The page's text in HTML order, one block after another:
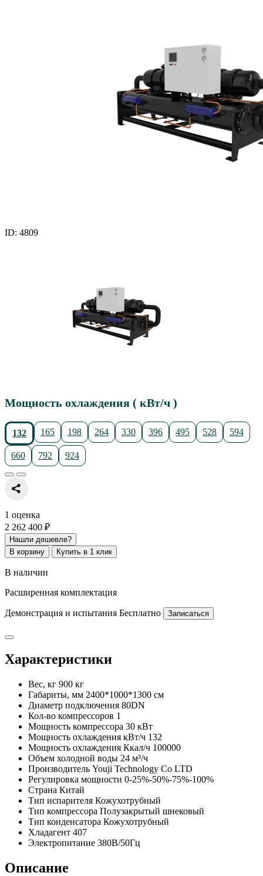
ID: 4809
Мощность охлаждения ( кВт/ч )
132 165 198 264 330 396 495 528 594
660 792 924
1 оценка
2 262 400 ₽
Нашли дешевле?
В корзину
Купить в 1 клик
В наличии
Расширенная комплектация
Демонстрация и испытания Бесплатно Записаться
Характеристики
Вес, кг 900 кг
Габариты, мм 2400*1000*1300 см
Диаметр подключения 80DN
Кол-во компрессоров 1
Мощность компрессора 30 кВт
Мощность охлаждения кВт/ч 132
Мощность охлаждения Ккал/ч 100000
Объем холодной воды 24 м³/ч
Производитель Youji Technology Co LTD
Регулировка мощности 0-25%-50%-75%-100%
Страна Китай
Тип испарителя Кожухотрубный
Тип компрессора Полузакрытый шнековый
Тип конденсатора Кожухотрубный
Хладагент 407
Электропитание 380В/50Гц
Описание